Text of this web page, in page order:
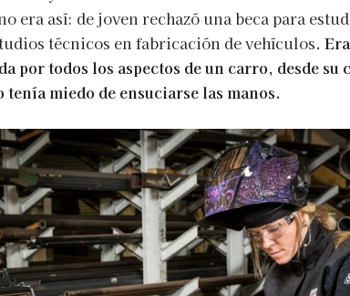
era así: de joven rechazó una beca para
técnicos en fabricación de vehículos.
por todos los aspectos de un carro, desde su
miedo de ensuciarse las manos.